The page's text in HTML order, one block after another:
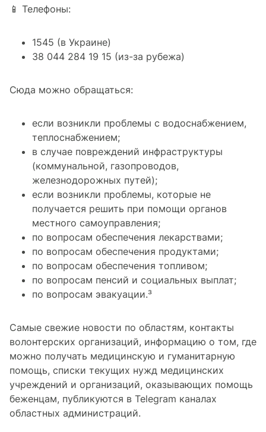
📱 Телефоны:
1545 (в Украине)
38 044 284 19 15 (из-за рубежа)
Сюда можно обращаться:
если возникли проблемы с водоснабжением,
теплоснабжением;
в случае повреждений инфраструктуры
(коммунальной, газопроводов,
железнодорожных путей);
если возникли проблемы, которые не
получается решить при помощи органов
местного самоуправления;
по вопросам обеспечения лекарствами;
по вопросам обеспечения продуктами;
по вопросам обеспечения топливом;
по вопросам пенсий и социальных выплат;
по вопросам эвакуации.³
Самые свежие новости по областям, контакты
волонтерских организаций, информацию о том, где
можно получать медицинскую и гуманитарную
помощь, списки текущих нужд медицинских
учреждений и организаций, оказывающих помощь
беженцам, публикуются в Telegram каналах
областных администраций.